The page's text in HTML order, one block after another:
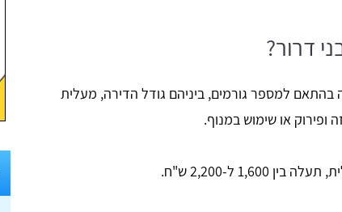
דרור?
בהתאם למספר גורמים, ביניהם גודל הדירה, מעלית
ופירוק או שימוש במנוף.